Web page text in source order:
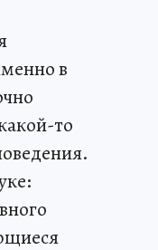
в
то